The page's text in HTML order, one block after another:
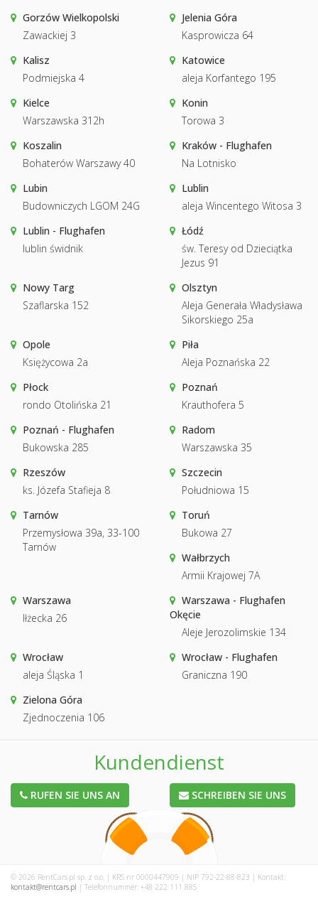
Gorzów Wielkopolski
Zawackiej 3
Jelenia Góra
Kasprowicza 64
Kalisz
Podmiejska 4
Katowice
aleja Korfantego 195
Kielce
Warszawska 312h
Konin
Torowa 3
Koszalin
Bohaterów Warszawy 40
Kraków - Flughafen
Na Lotnisko
Lubin
Budowniczych LGOM 24G
Lublin
aleja Wincentego Witosa 3
Lublin - Flughafen
lublin świdnik
Łódź
św. Teresy od Dzieciątka
Jezus 91
Nowy Targ
Szaflarska 152
Olsztyn
Aleja Generała Władysława
Sikorskiego 25a
Opole
Księżycowa 2a
Piła
Aleja Poznańska 22
Płock
rondo Otolińska 21
Poznań
Krauthofera 5
Poznań - Flughafen
Bukowska 285
Radom
Warszawska 35
Rzeszów
ks. Józefa Stafieja 8
Szczecin
Południowa 15
Tarnów
Przemysłowa 39a, 33-100
Tarnów
Toruń
Bukowa 27
Wałbrzych
Armii Krajowej 7A
Warszawa
Iłżecka 26
Warszawa - Flughafen
Okęcie
Aleje Jerozolimskie 134
Wrocław
aleja Śląska 1
Wrocław - Flughafen
Graniczna 190
Zielona Góra
Zjednoczenia 106
Kundendienst
RUFEN SIE UNS AN SCHREIBEN SIE UNS
© 2026 RentCars.pl sp. z o.o. | KRS nr 0000447909 | NIP 792-22-88-823 | Kontakt:
kontakt@rentcars.pl | Telefonnummer: +48 222 111 885